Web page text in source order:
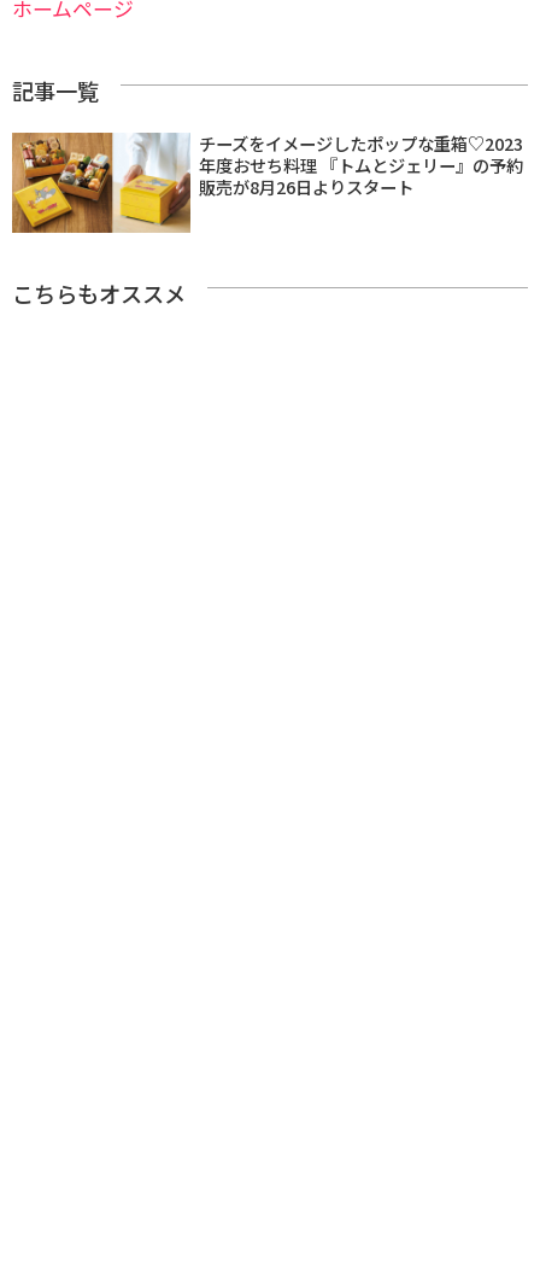
ホームページ
記事一覧
チーズをイメージしたポップな重箱♡2023
年度おせち料理 『トムとジェリー』の予約
販売が8月26日よりスタート
こちらもオススメ